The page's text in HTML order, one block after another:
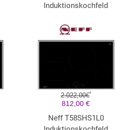
Induktionskochfeld
2.022,00€*
812,00 €
Neff T58SHS1L0